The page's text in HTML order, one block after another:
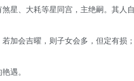
星、大耗等星同宫，主绝嗣。其人
加会吉曜，则子女会多，但定有损
遇。